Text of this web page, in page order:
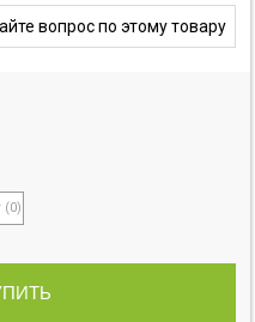
вопрос по этому товару
(0)